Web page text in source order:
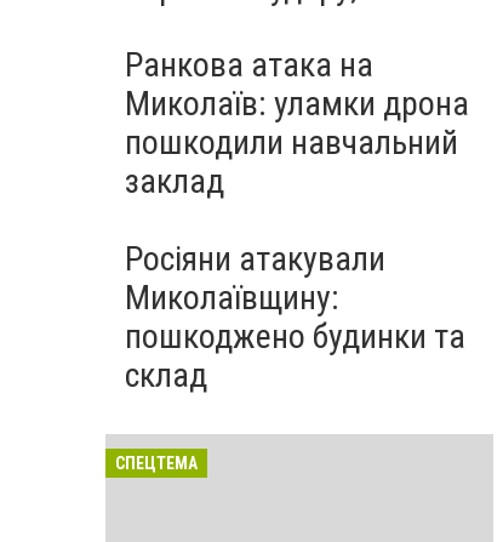
Ранкова атака на
Миколаїв: уламки дрона
пошкодили навчальний
заклад
Росіяни атакували
Миколаївщину:
пошкоджено будинки та
склад
СПЕЦТЕМА